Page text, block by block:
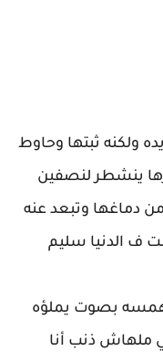
ولكنه ثبتها وحاوط
ينشطر لنصفين
دماغها وتبعد عنه
ف الدنيا سليم
بصوت يملؤه
ملهاش ذنب أنا